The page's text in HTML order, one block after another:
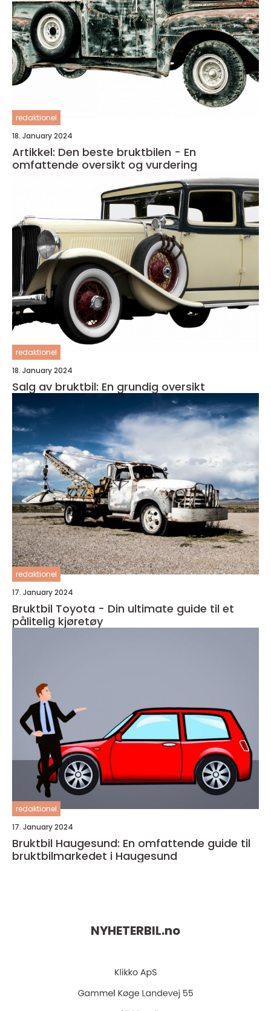
redaktionel
18. January 2024
Artikkel: Den beste bruktbilen - En
omfattende oversikt og vurdering
redaktionel
18. January 2024
Salg av bruktbil: En grundig oversikt
redaktionel
17. January 2024
Bruktbil Toyota - Din ultimate guide til et
pålitelig kjøretøy
redaktionel
17. January 2024
Bruktbil Haugesund: En omfattende guide til
bruktbilmarkedet i Haugesund
NYHETERBIL.no